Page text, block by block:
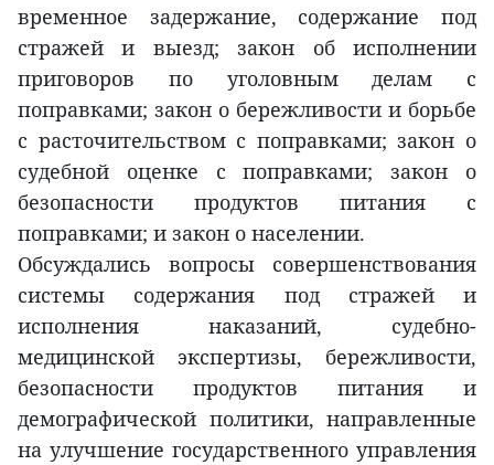
временное задержание, содержание под
стражей и выезд; закон об исполнении
приговоров по уголовным делам с
поправками; закон о бережливости и борьбе
с расточительством с поправками; закон о
судебной оценке с поправками; закон о
безопасности продуктов питания с
поправками; и закон о населении.
Обсуждались вопросы совершенствования
системы содержания под стражей и
исполнения наказаний, судебно-
медицинской экспертизы, бережливости,
безопасности продуктов питания и
демографической политики, направленные
на улучшение государственного управления